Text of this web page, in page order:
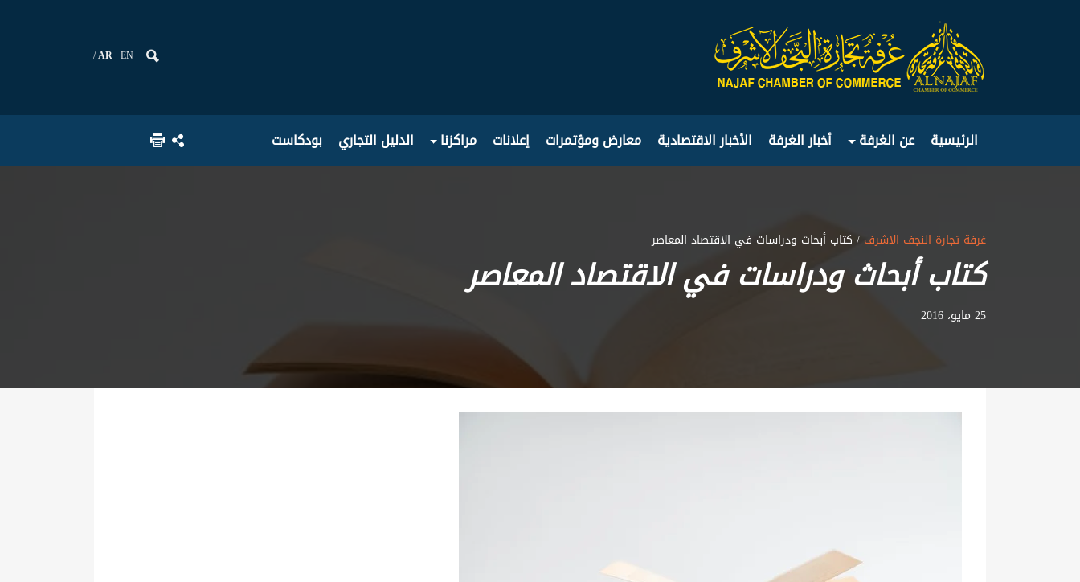
AR EN
الرئيسية عن الغرفة أخبار الغرفة الأخبار الاقتصادية معارض ومؤتمرات إعلانات مراكزنا الدليل التجاري بودكاست
غرفة تجارة النجف الاشرف / كتاب أبحاث ودراسات في الاقتصاد المعاصر
كتاب أبحاث ودراسات في الاقتصاد المعاصر
25 مايو، 2016